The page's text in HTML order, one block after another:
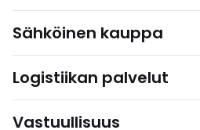
Sähköinen kauppa
Logistiikan palvelut
Vastuullisuus